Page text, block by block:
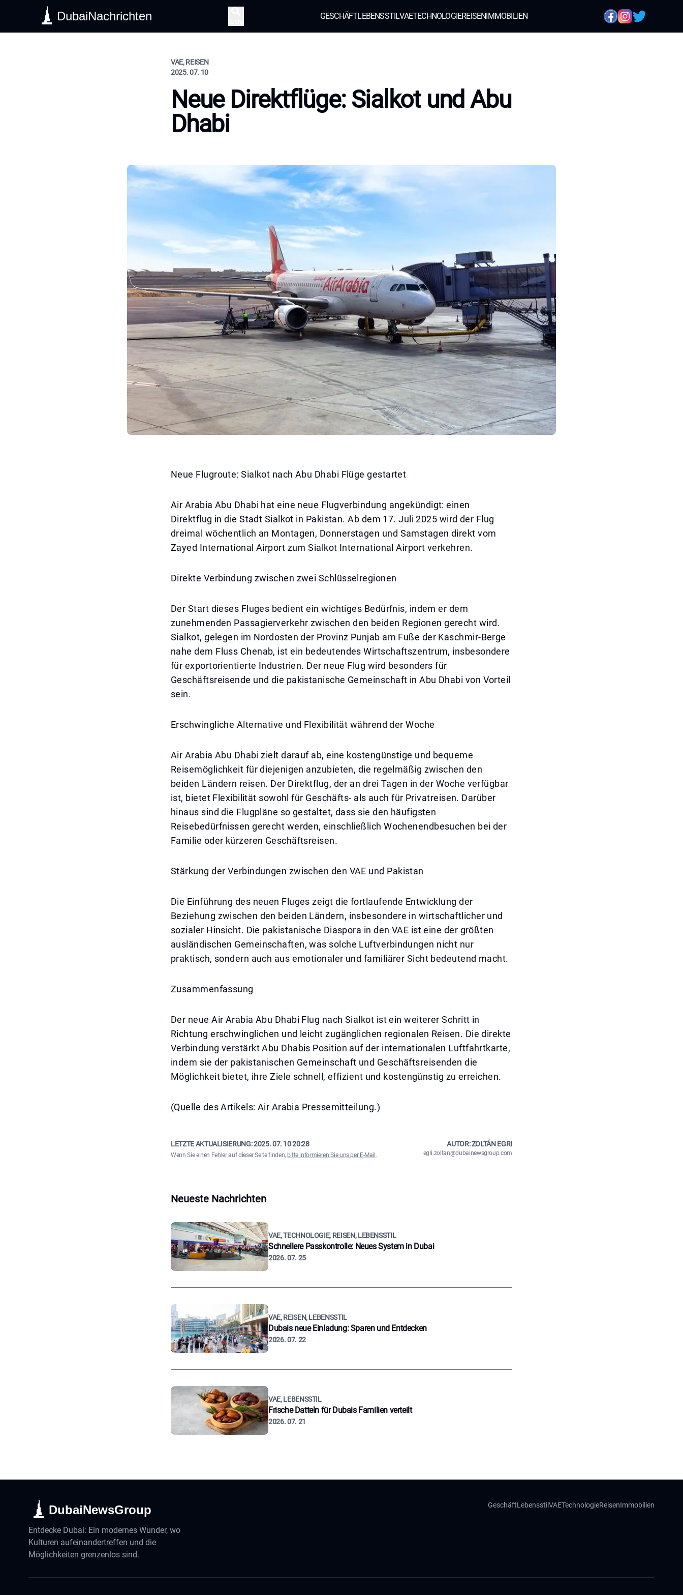
DubaiNachrichten GESCHÄFTLEBENSSTILVAETECHNOLOGIEREISENIMMOBILIEN
VAE, REISEN
2025. 07. 10
Neue Direktflüge: Sialkot und Abu
Dhabi
Neue Flugroute: Sialkot nach Abu Dhabi Flüge gestartet
Air Arabia Abu Dhabi hat eine neue Flugverbindung angekündigt: einen
Direktflug in die Stadt Sialkot in Pakistan. Ab dem 17. Juli 2025 wird der Flug
dreimal wöchentlich an Montagen, Donnerstagen und Samstagen direkt vom
Zayed International Airport zum Sialkot International Airport verkehren.
Direkte Verbindung zwischen zwei Schlüsselregionen
Der Start dieses Fluges bedient ein wichtiges Bedürfnis, indem er dem
zunehmenden Passagierverkehr zwischen den beiden Regionen gerecht wird.
Sialkot, gelegen im Nordosten der Provinz Punjab am Fuße der Kaschmir-Berge
nahe dem Fluss Chenab, ist ein bedeutendes Wirtschaftszentrum, insbesondere
für exportorientierte Industrien. Der neue Flug wird besonders für
Geschäftsreisende und die pakistanische Gemeinschaft in Abu Dhabi von Vorteil
sein.
Erschwingliche Alternative und Flexibilität während der Woche
Air Arabia Abu Dhabi zielt darauf ab, eine kostengünstige und bequeme
Reisemöglichkeit für diejenigen anzubieten, die regelmäßig zwischen den
beiden Ländern reisen. Der Direktflug, der an drei Tagen in der Woche verfügbar
ist, bietet Flexibilität sowohl für Geschäfts- als auch für Privatreisen. Darüber
hinaus sind die Flugpläne so gestaltet, dass sie den häufigsten
Reisebedürfnissen gerecht werden, einschließlich Wochenendbesuchen bei der
Familie oder kürzeren Geschäftsreisen.
Stärkung der Verbindungen zwischen den VAE und Pakistan
Die Einführung des neuen Fluges zeigt die fortlaufende Entwicklung der
Beziehung zwischen den beiden Ländern, insbesondere in wirtschaftlicher und
sozialer Hinsicht. Die pakistanische Diaspora in den VAE ist eine der größten
ausländischen Gemeinschaften, was solche Luftverbindungen nicht nur
praktisch, sondern auch aus emotionaler und familiärer Sicht bedeutend macht.
Zusammenfassung
Der neue Air Arabia Abu Dhabi Flug nach Sialkot ist ein weiterer Schritt in
Richtung erschwinglichen und leicht zugänglichen regionalen Reisen. Die direkte
Verbindung verstärkt Abu Dhabis Position auf der internationalen Luftfahrtkarte,
indem sie der pakistanischen Gemeinschaft und Geschäftsreisenden die
Möglichkeit bietet, ihre Ziele schnell, effizient und kostengünstig zu erreichen.
(Quelle des Artikels: Air Arabia Pressemitteilung.)
LETZTE AKTUALISIERUNG:2025. 07. 10 20:28
Wenn Sie einen Fehler auf dieser Seite finden, bitte informieren Sie uns per E-Mail .
AUTOR: ZOLTÁN EGRI
egri.zoltan@dubainewsgroup.com
Neueste Nachrichten
VAE, TECHNOLOGIE, REISEN, LEBENSSTIL
Schnellere Passkontrolle: Neues System in Dubai
2026. 07. 25
VAE, REISEN, LEBENSSTIL
Dubais neue Einladung: Sparen und Entdecken
2026. 07. 22
VAE, LEBENSSTIL
Frische Datteln für Dubais Familien verteilt
2026. 07. 21
DubaiNewsGroup
Entdecke Dubai: Ein modernes Wunder, wo
Kulturen aufeinandertreffen und die
Möglichkeiten grenzenlos sind.
GeschäftLebensstilVAETechnologieReisenImmobilien